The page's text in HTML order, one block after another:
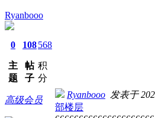
Ryanbooo
0
主
题
108
帖
子
568
积
分
高级会员
Ryanbooo 发表于
部楼层